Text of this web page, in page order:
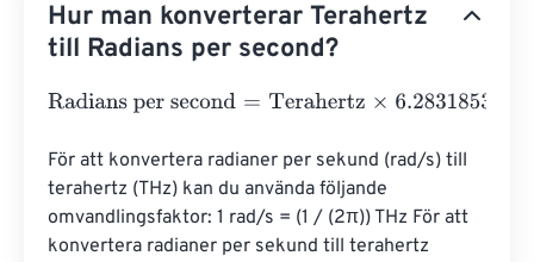
Hur man konverterar Terahertz
till Radians per second?
Radians per second=Terahertz×6.2831853071796e
För att konvertera radianer per sekund (rad/s) till
terahertz (THz) kan du använda följande
omvandlingsfaktor: 1 rad/s = (1 / (2π)) THz För att
konvertera radianer per sekund till terahertz